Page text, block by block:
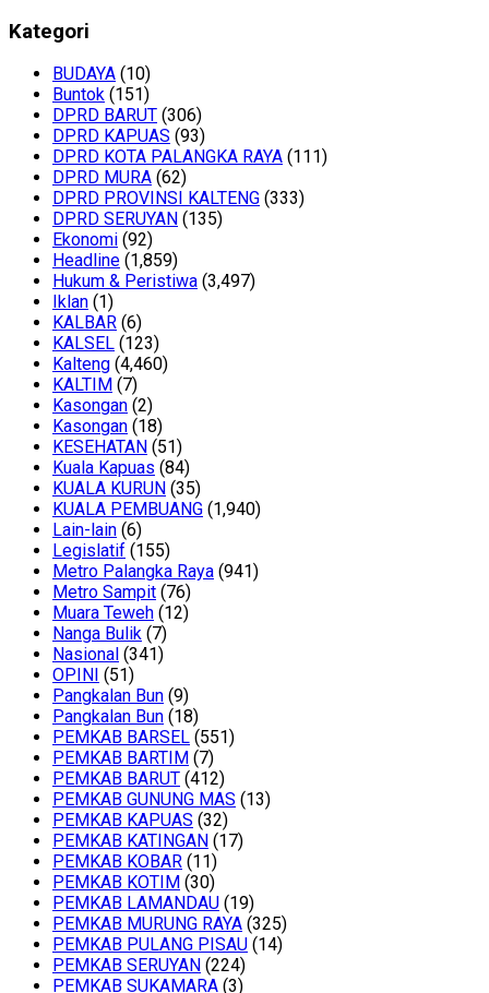
Kategori
BUDAYA (10)
Buntok (151)
DPRD BARUT (306)
DPRD KAPUAS (93)
DPRD KOTA PALANGKA RAYA (111)
DPRD MURA (62)
DPRD PROVINSI KALTENG (333)
DPRD SERUYAN (135)
Ekonomi (92)
Headline (1,859)
Hukum & Peristiwa (3,497)
Iklan (1)
KALBAR (6)
KALSEL (123)
Kalteng (4,460)
KALTIM (7)
Kasongan (2)
Kasongan (18)
KESEHATAN (51)
Kuala Kapuas (84)
KUALA KURUN (35)
KUALA PEMBUANG (1,940)
Lain-lain (6)
Legislatif (155)
Metro Palangka Raya (941)
Metro Sampit (76)
Muara Teweh (12)
Nanga Bulik (7)
Nasional (341)
OPINI (51)
Pangkalan Bun (9)
Pangkalan Bun (18)
PEMKAB BARSEL (551)
PEMKAB BARTIM (7)
PEMKAB BARUT (412)
PEMKAB GUNUNG MAS (13)
PEMKAB KAPUAS (32)
PEMKAB KATINGAN (17)
PEMKAB KOBAR (11)
PEMKAB KOTIM (30)
PEMKAB LAMANDAU (19)
PEMKAB MURUNG RAYA (325)
PEMKAB PULANG PISAU (14)
PEMKAB SERUYAN (224)
PEMKAB SUKAMARA (3)